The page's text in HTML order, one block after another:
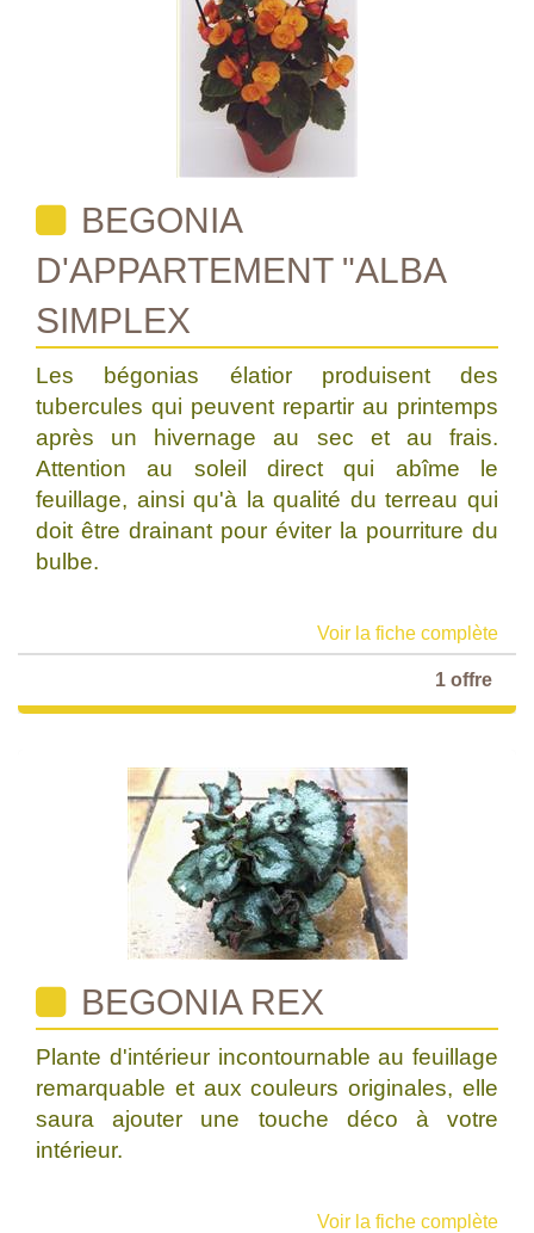
BEGONIA
D'APPARTEMENT "ALBA
SIMPLEX
Les bégonias élatior produisent des
tubercules qui peuvent repartir au printemps
après un hivernage au sec et au frais.
Attention au soleil direct qui abîme le
feuillage, ainsi qu'à la qualité du terreau qui
doit être drainant pour éviter la pourriture du
bulbe.
Voir la fiche complète
1 offre
BEGONIA REX
Plante d'intérieur incontournable au feuillage
remarquable et aux couleurs originales, elle
saura ajouter une touche déco à votre
intérieur.
Voir la fiche complète